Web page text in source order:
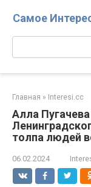
Самое
Поиск:
Главная » Interesi.cc
Алла
толпа людей
06.02.2024